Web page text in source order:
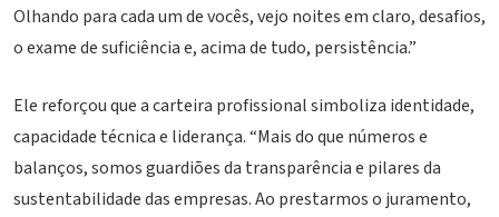
Olhando para cada um de vocês, vejo noites em claro, desafios,
o exame de suficiência e, acima de tudo, persistência.”
Ele reforçou que a carteira profissional simboliza identidade,
capacidade técnica e liderança. “Mais do que números e
balanços, somos guardiões da transparência e pilares da
sustentabilidade das empresas. Ao prestarmos o juramento,